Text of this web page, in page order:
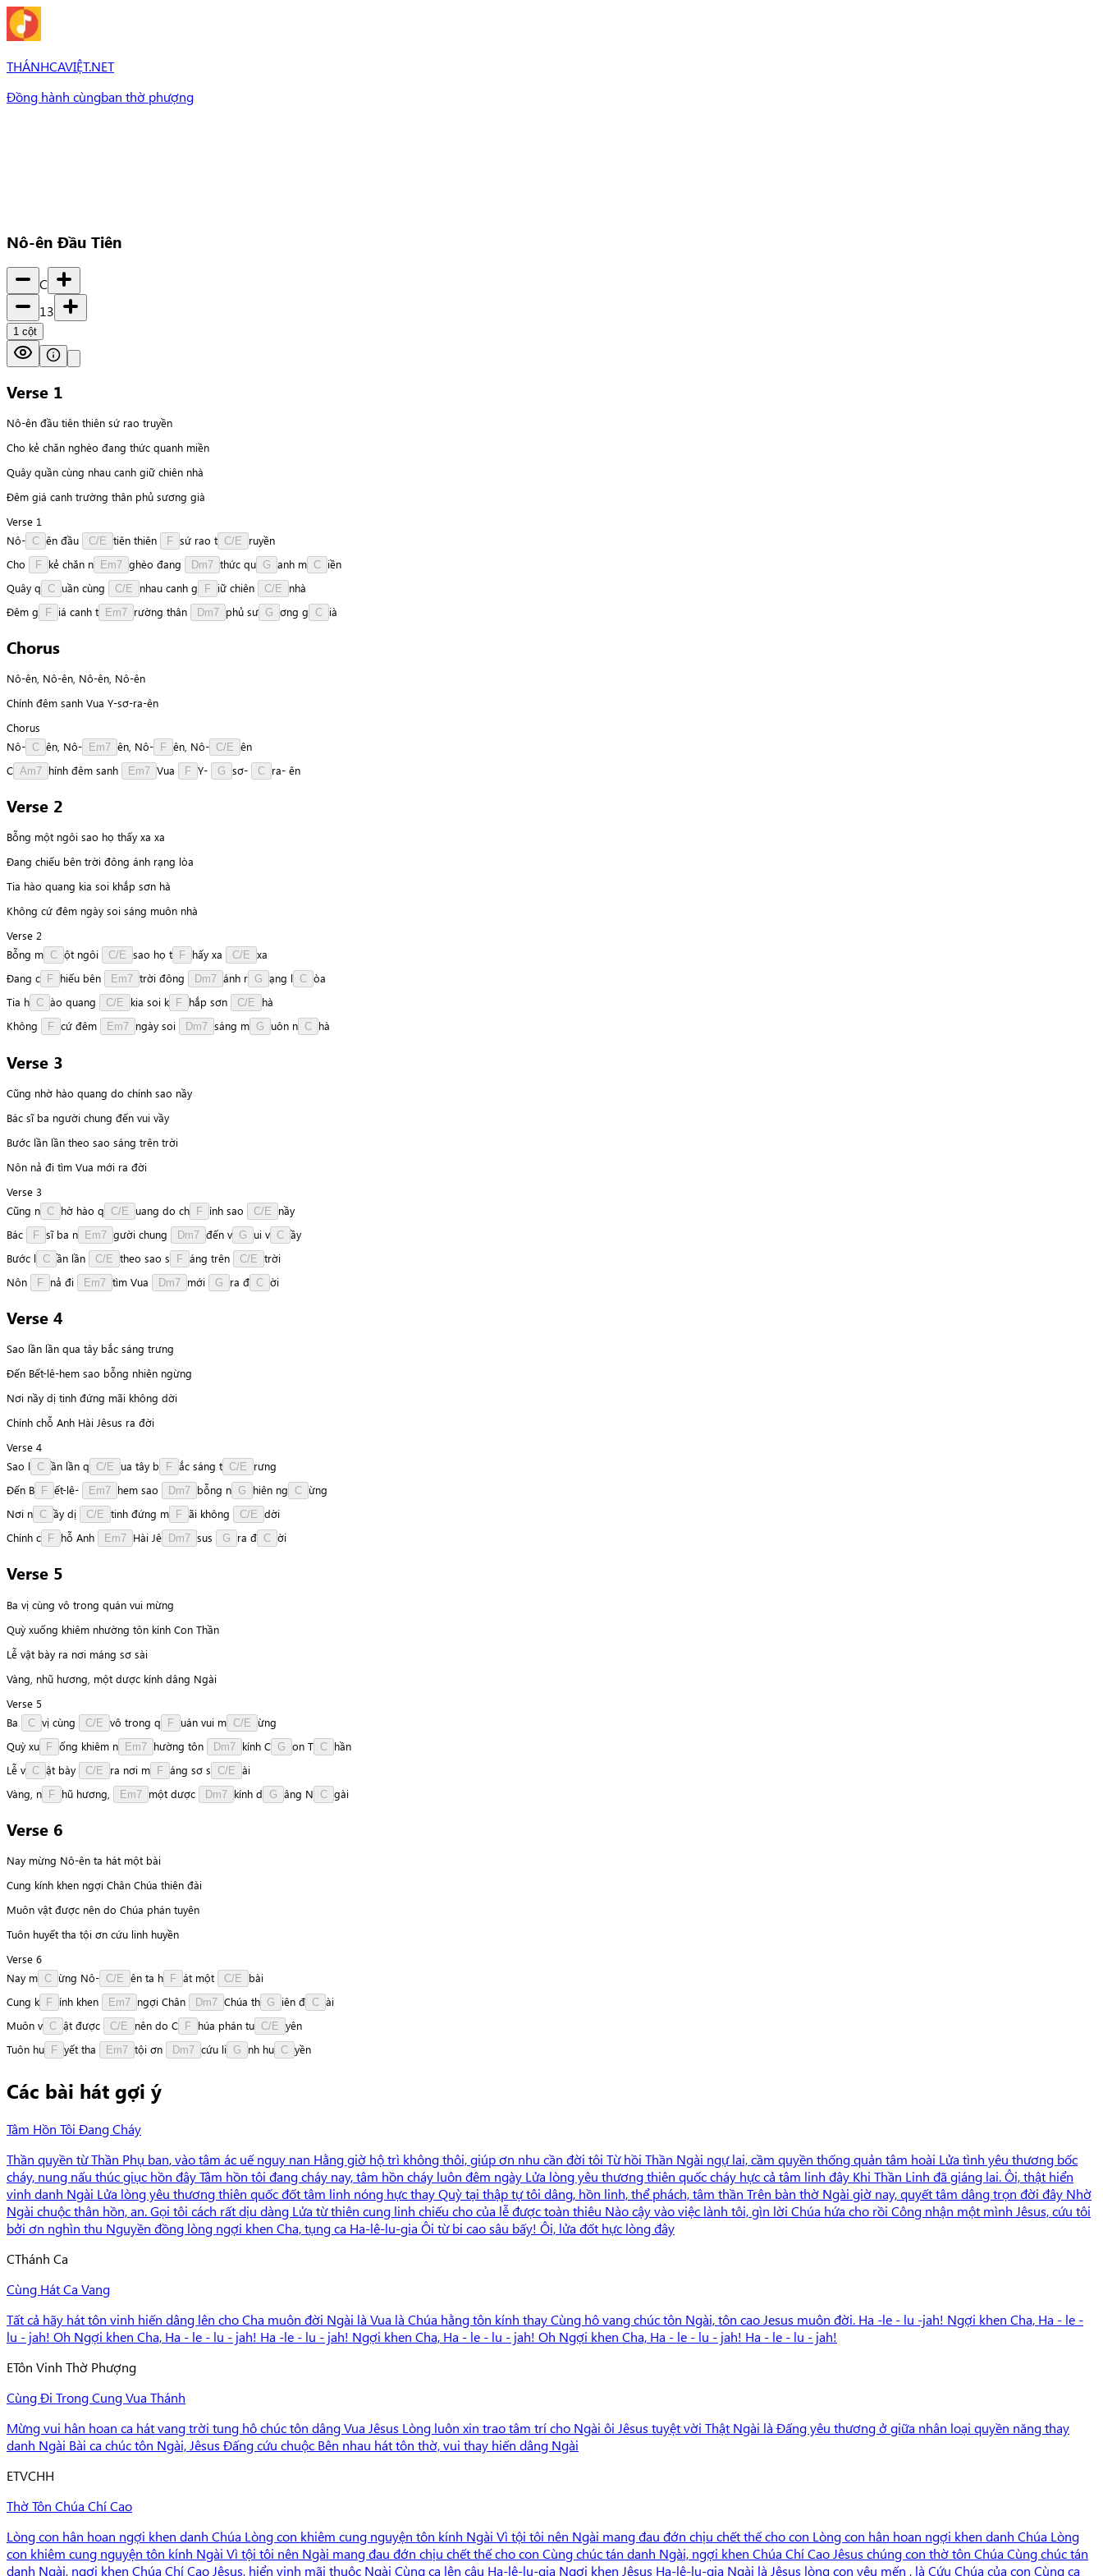
THÁNHCAVIỆT.NET
Đồng hành cùngban thờ phượng
Nô-ên Đầu Tiên
C
13
1 cột
Verse 1
Nô-ên đầu tiên thiên sứ rao truyền
Cho kẻ chăn nghèo đang thức quanh miền
Quây quần cùng nhau canh giữ chiên nhà
Đêm giá canh trường thân phủ sương già
Verse 1
Nô- C ên đầu C/E tiên thiên F sứ rao t C/E ruyền
Cho
F kẻ chăn n Em7 ghèo đang Dm7 thức qu G anh m C iền
Quây q C uần cùng C/E nhau canh g F iữ chiên C/E nhà
Đêm g F iá canh t Em7 rường thân Dm7 phủ sư G ơng g C ià
Chorus
Nô-ên, Nô-ên, Nô-ên, Nô-ên
Chính đêm sanh Vua Y-sơ-ra-ên
Chorus
Nô- C ên Nô- Em7 ên Nô- F ên Nô- C/E ên
C Am7 hính đêm sanh Em7 Vua F Y- G sơ- C ra- ên
Verse 2
Bỗng một ngôi sao họ thấy xa xa
Đang chiếu bên trời đông ánh rạng lòa
Tia hào quang kia soi khắp sơn hà
Không cứ đêm ngày soi sáng muôn nhà
Verse 2
Bỗng m C ột ngôi C/E sao họ t F hấy xa C/E xa
Đang c F hiếu bên Em7 trời đông Dm7 ánh r G ạng l C òa
Tia h C ào quang C/E kia soi k F hắp sơn C/E hà
Không
F cứ đêm Em7 ngày soi Dm7 sáng m G uôn n C hà
Verse 3
Cũng nhờ hào quang do chính sao nầy
Bác sĩ ba người chung đến vui vầy
Bước lần lần theo sao sáng trên trời
Nôn nả đi tìm Vua mới ra đời
Verse 3
Cũng n C hờ hào q C/E uang do ch F ính sao C/E nầy
Bác
F sĩ ba n Em7 gười chung Dm7 đến v G ui v C ầy
Bước l C ần lần C/E theo sao s F áng trên C/E trời
Nôn
F nả đi Em7 tìm Vua Dm7 mới G ra đ C ời
Verse 4
Sao lần lần qua tây bắc sáng trưng
Đến Bết-lê-hem sao bỗng nhiên ngừng
Nơi nầy dị tinh đứng mãi không dời
Chính chỗ Anh Hài Jêsus ra đời
Verse 4
Sao l C ần lần q C/E ua tây b F ắc sáng t C/E rưng
Đến B F ết-lê- Em7 hem sao Dm7 bỗng n G hiên ng C ừng
Nơi n C ầy dị C/E tinh đứng m F ãi không C/E dời
Chính c F hỗ Anh Em7 Hài Jê Dm7 sus G ra đ C ời
Verse 5
Ba vị cùng vô trong quán vui mừng
Quỳ xuống khiêm nhường tôn kính Con Thần
Lễ vật bày ra nơi máng sơ sài
Vàng, nhũ hương, một dược kính dâng Ngài
Verse 5
Ba
C vị cùng C/E vô trong q F uán vui m C/E ừng
Quỳ xu F ống khiêm n Em7 hường tôn Dm7 kính C G on T C hần
Lễ v C ật bày C/E ra nơi m F áng sơ s C/E ài
Vàng, n F hũ hương, Em7 một dược Dm7 kính d G âng N C gài
Verse 6
Nay mừng Nô-ên ta hát một bài
Cung kính khen ngợi Chân Chúa thiên đài
Muôn vật được nên do Chúa phán tuyên
Tuôn huyết tha tội ơn cứu linh huyền
Verse 6
Nay m C ừng Nô- C/E ên ta h F át một C/E bài
Cung k F ính khen Em7 ngợi Chân Dm7 Chúa th G iên đ C ài
Muôn v C ật được C/E nên do C F húa phán tu C/E yên
Tuôn hu F yết tha Em7 tội ơn Dm7 cứu li G nh hu C yền
Các bài hát gợi ý
Tâm Hồn Tôi Đang Cháy
Thần quyền từ Thần Phụ ban, vào tâm ác uế nguy nan Hằng giờ hộ trì không thôi, giúp ơn nhu cần đời tôi Từ hồi Thần Ngài ngự lai, cầm quyền thống quản tâm hoài Lửa tình yêu thương bốc
cháy, nung nấu thúc giục hồn đây Tâm hồn tôi đang cháy nay, tâm hồn cháy luôn đêm ngày Lửa lòng yêu thương thiên quốc cháy hực cả tâm linh đây Khi Thần Linh đã giáng lai. Ôi, thật hiển
vinh danh Ngài Lửa lòng yêu thương thiên quốc đốt tâm linh nóng hực thay Quỳ tại thập tự tôi dâng, hồn linh, thể phách, tâm thần Trên bàn thờ Ngài giờ nay, quyết tâm dâng trọn đời đây Nhờ
Ngài chuộc thân hồn, an. Gọi tôi cách rất dịu dàng Lửa từ thiên cung linh chiếu cho của lễ được toàn thiêu Nào cậy vào việc lành tôi, gìn lời Chúa hứa cho rồi Công nhận một mình Jêsus, cứu tôi
bởi ơn nghìn thu Nguyền đồng lòng ngợi khen Cha, tụng ca Ha-lê-lu-gia Ôi từ bi cao sâu bấy! Ôi, lửa đốt hực lòng đây
CThánh Ca
Cùng Hát Ca Vang
Tất cả hãy hát tôn vinh hiến dâng lên cho Cha muôn đời Ngài là Vua là Chúa hằng tôn kính thay Cùng hô vang chúc tôn Ngài, tôn cao Jesus muôn đời. Ha -le - lu -jah! Ngợi khen Cha, Ha - le -
lu - jah! Oh Ngợi khen Cha, Ha - le - lu - jah! Ha -le - lu - jah! Ngợi khen Cha, Ha - le - lu - jah! Oh Ngợi khen Cha, Ha - le - lu - jah! Ha - le - lu - jah!
ETôn Vinh Thờ Phượng
Cùng Đi Trong Cung Vua Thánh
Mừng vui hân hoan ca hát vang trời tung hô chúc tôn dâng Vua Jêsus Lòng luôn xin trao tâm trí cho Ngài ôi Jêsus tuyệt vời Thật Ngài là Đấng yêu thương ở giữa nhân loại quyền năng thay
danh Ngài Bài ca chúc tôn Ngài, Jêsus Đấng cứu chuộc Bên nhau hát tôn thờ, vui thay hiến dâng Ngài
ETVCHH
Thờ Tôn Chúa Chí Cao
Lòng con hân hoan ngợi khen danh Chúa Lòng con khiêm cung nguyện tôn kính Ngài Vì tội tôi nên Ngài mang đau đớn chịu chết thế cho con Lòng con hân hoan ngợi khen danh Chúa Lòng
con khiêm cung nguyện tôn kính Ngài Vì tội tôi nên Ngài mang đau đớn chịu chết thế cho con Cùng chúc tán danh Ngài, ngợi khen Chúa Chí Cao Jêsus chúng con thờ tôn Chúa Cùng chúc tán
danh Ngài, ngợi khen Chúa Chí Cao Jêsus, hiển vinh mãi thuộc Ngài Cùng ca lên câu Ha-lê-lu-gia Ngợi khen Jêsus Ha-lê-lu-gia Ngài là Jêsus lòng con yêu mến , là Cứu Chúa của con Cùng ca